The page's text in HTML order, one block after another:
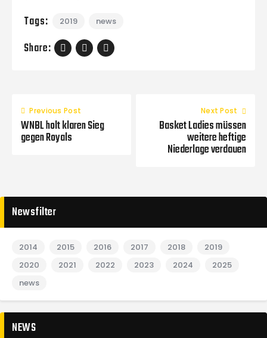
Tags: 2019 news
Share:
Previous Post
WNBL holt klaren Sieg
gegen Royals
Next Post
Basket Ladies müssen
weitere heftige
Niederlage verdauen
Newsfilter
2014 2015 2016 2017 2018
2019
2020
2021 2022 2023 2024
2025
news
NEWS